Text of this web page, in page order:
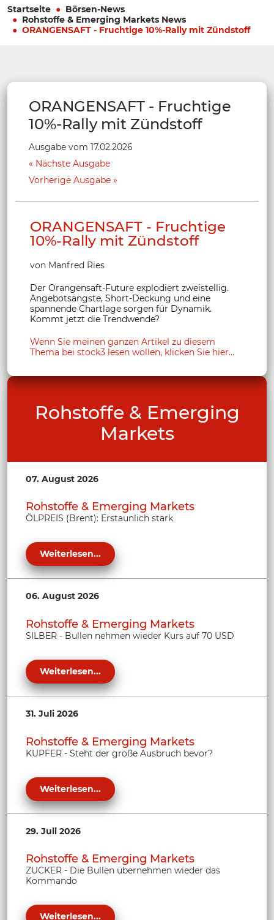
Startseite
Börsen-News
Rohstoffe & Emerging Markets News
ORANGENSAFT - Fruchtige 10%-Rally mit Zündstoff
ORANGENSAFT - Fruchtige
10%-Rally mit Zündstoff
Ausgabe vom 17.02.2026
Nächste Ausgabe
Vorherige Ausgabe
ORANGENSAFT - Fruchtige
10%-Rally mit Zündstoff
von Manfred Ries
Der Orangensaft-Future explodiert zweistellig.
Angebotsängste, Short-Deckung und eine
spannende Chartlage sorgen für Dynamik.
Kommt jetzt die Trendwende?
Wenn Sie meinen ganzen Artikel zu diesem
Thema bei stock3 lesen wollen, klicken Sie hier...
Rohstoffe & Emerging
Markets
07. August 2026
Rohstoffe & Emerging Markets
ÖLPREIS (Brent): Erstaunlich stark
Weiterlesen...
06. August 2026
Rohstoffe & Emerging Markets
SILBER - Bullen nehmen wieder Kurs auf 70 USD
Weiterlesen...
31. Juli 2026
Rohstoffe & Emerging Markets
KUPFER - Steht der große Ausbruch bevor?
Weiterlesen...
29. Juli 2026
Rohstoffe & Emerging Markets
ZUCKER - Die Bullen übernehmen wieder das
Kommando
Weiterlesen...